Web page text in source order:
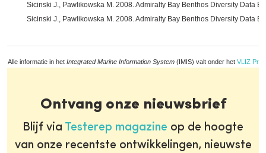
Sicinski J., Pawlikowska M. 2008. Admiralty Bay Benthos Diversity Data
Sicinski J., Pawlikowska M. 2008. Admiralty Bay Benthos Diversity Data
Alle informatie in het Integrated Marine Information System (IMIS) valt onder het VLIZ
Ontvang onze nieuwsbrief
Blijf via Testerep magazine op de hoogte
van onze recentste ontwikkelingen, nieuwste